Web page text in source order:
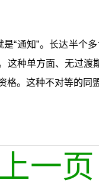
是“通知”。长达半
种单方面、无过渡
。这种不对等的同
上一页